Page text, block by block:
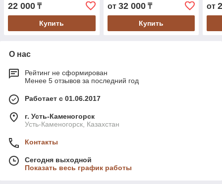
22 000 ₸
Купить
от 32 000₸
Купить
от
О нас
Рейтинг не сформирован
Менее 5 отзывов за последний год
Работает с 01.06.2017
г. Усть-Каменогорск
Усть-Каменогорск, Казахстан
Контакты
Сегодня выходной
Показать весь график работы